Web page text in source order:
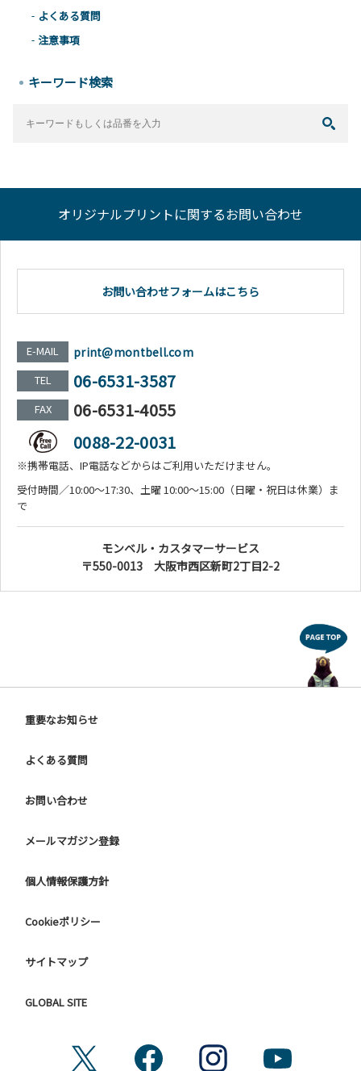
よくある質問
注意事項
キーワード検索
オリジナルプリントに関するお問い合わせ
お問い合わせフォームはこちら
E-MAIL print@montbell.com
TEL 06-6531-3587
FAX
06-6531-4055
0088-22-0031
※携帯電話、IP電話などからはご利用いただけません。
受付時間／10:00～17:30、土曜 10:00～15:00（日曜・祝日は休業）ま
で
モンベル・カスタマーサービス
〒550-0013 大阪市西区新町2丁目2-2
重要なお知らせ
よくある質問
お問い合わせ
メールマガジン登録
個人情報保護方針
Cookieポリシー
サイトマップ
GLOBAL SITE